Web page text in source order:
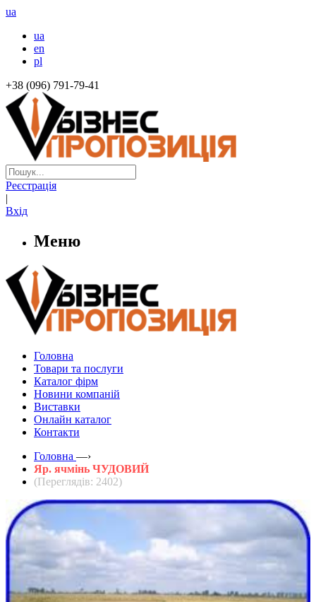
ua
ua
en
pl
+38 (096) 791-79-41
Реєстрація
|
Вхід
Меню
Головна
Товари та послуги
Каталог фірм
Новини компаній
Виставки
Онлайн каталог
Контакти
Головна —›
Яр. ячмінь ЧУДОВИЙ
(Переглядів: 2402)